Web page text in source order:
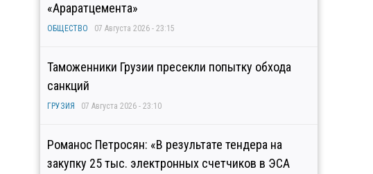
«Араратцемента»
ОБЩЕСТВО 07 Августа 2026 - 23:15
Таможенники Грузии пресекли попытку обхода
санкций
ГРУЗИЯ 07 Августа 2026 - 23:10
Романос Петросян: «В результате тендера на
закупку 25 тыс. электронных счетчиков в ЭСА